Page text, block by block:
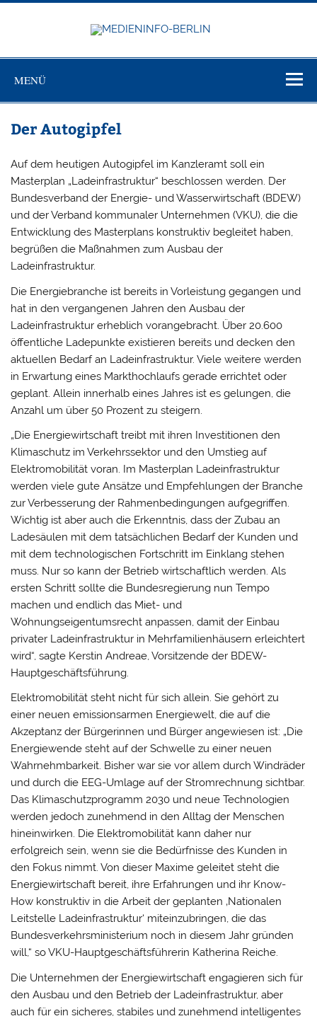
Zum
MENÜ
Der Autogipfel
Auf dem heutigen Autogipfel im Kanzleramt soll ein
Masterplan „Ladeinfrastruktur“ beschlossen werden. Der
Bundesverband der Energie- und Wasserwirtschaft (BDEW)
und der Verband kommunaler Unternehmen (VKU), die die
Entwicklung des Masterplans konstruktiv begleitet haben,
begrüßen die Maßnahmen zum Ausbau der
Ladeinfrastruktur.
Die Energiebranche ist bereits in Vorleistung gegangen und
hat in den vergangenen Jahren den Ausbau der
Ladeinfrastruktur erheblich vorangebracht. Über 20.600
öffentliche Ladepunkte existieren bereits und decken den
aktuellen Bedarf an Ladeinfrastruktur. Viele weitere werden
in Erwartung eines Markthochlaufs gerade errichtet oder
geplant. Allein innerhalb eines Jahres ist es gelungen, die
Anzahl um über 50 Prozent zu steigern.
„Die Energiewirtschaft treibt mit ihren Investitionen den
Klimaschutz im Verkehrssektor und den Umstieg auf
Elektromobilität voran. Im Masterplan Ladeinfrastruktur
werden viele gute Ansätze und Empfehlungen der Branche
zur Verbesserung der Rahmenbedingungen aufgegriffen.
Wichtig ist aber auch die Erkenntnis, dass der Zubau an
Ladesäulen mit dem tatsächlichen Bedarf der Kunden und
mit dem technologischen Fortschritt im Einklang stehen
muss. Nur so kann der Betrieb wirtschaftlich werden. Als
ersten Schritt sollte die Bundesregierung nun Tempo
machen und endlich das Miet- und
Wohnungseigentumsrecht anpassen, damit der Einbau
privater Ladeinfrastruktur in Mehrfamilienhäusern erleichtert
wird“, sagte Kerstin Andreae, Vorsitzende der BDEW-
Hauptgeschäftsführung.
Elektromobilität steht nicht für sich allein. Sie gehört zu
einer neuen emissionsarmen Energiewelt, die auf die
Akzeptanz der Bürgerinnen und Bürger angewiesen ist: „Die
Energiewende steht auf der Schwelle zu einer neuen
Wahrnehmbarkeit. Bisher war sie vor allem durch Windräder
und durch die EEG-Umlage auf der Stromrechnung sichtbar.
Das Klimaschutzprogramm 2030 und neue Technologien
werden jedoch zunehmend in den Alltag der Menschen
hineinwirken. Die Elektromobilität kann daher nur
erfolgreich sein, wenn sie die Bedürfnisse des Kunden in
den Fokus nimmt. Von dieser Maxime geleitet steht die
Energiewirtschaft bereit, ihre Erfahrungen und ihr Know-
How konstruktiv in die Arbeit der geplanten ‚Nationalen
Leitstelle Ladeinfrastruktur‘ miteinzubringen, die das
Bundesverkehrsministerium noch in diesem Jahr gründen
will,“ so VKU-Hauptgeschäftsführerin Katherina Reiche.
Die Unternehmen der Energiewirtschaft engagieren sich für
den Ausbau und den Betrieb der Ladeinfrastruktur, aber
auch für ein sicheres, stabiles und zunehmend intelligentes